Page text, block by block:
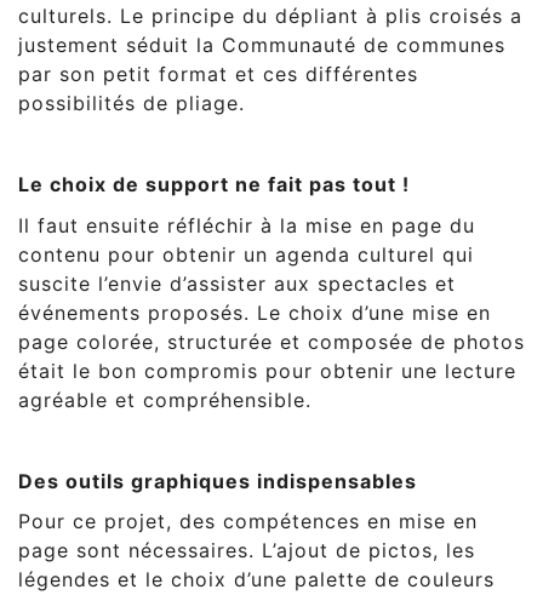
culturels. Le principe du dépliant à plis croisés a
justement séduit la Communauté de communes
par son petit format et ces différentes
possibilités de pliage.
Le choix de support ne fait pas tout !
Il faut ensuite réfléchir à la mise en page du
contenu pour obtenir un agenda culturel qui
suscite l’envie d’assister aux spectacles et
événements proposés. Le choix d’une mise en
page colorée, structurée et composée de photos
était le bon compromis pour obtenir une lecture
agréable et compréhensible.
Des outils graphiques indispensables
Pour ce projet, des compétences en mise en
page sont nécessaires. L’ajout de pictos, les
légendes et le choix d’une palette de couleurs